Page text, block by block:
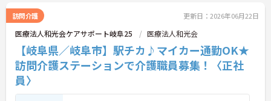
訪問介護 更新日：2026年06月22日
医療法人和光会ケアサポート岐阜25 医療法人和光会
【岐阜県／岐阜市】駅チカ♪マイカー通勤OK★
訪問介護ステーションで介護職員募集！〈正社
員〉